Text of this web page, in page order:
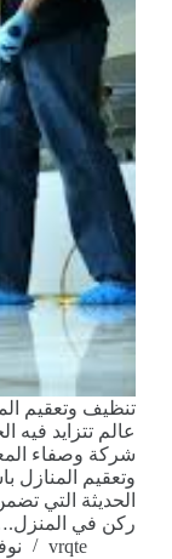
تنظيف وتعقيم
عالم تتزايد فيه
شركة وصفاء
وتعقيم المنازل
الحديثة التي
ركن في
vrqte